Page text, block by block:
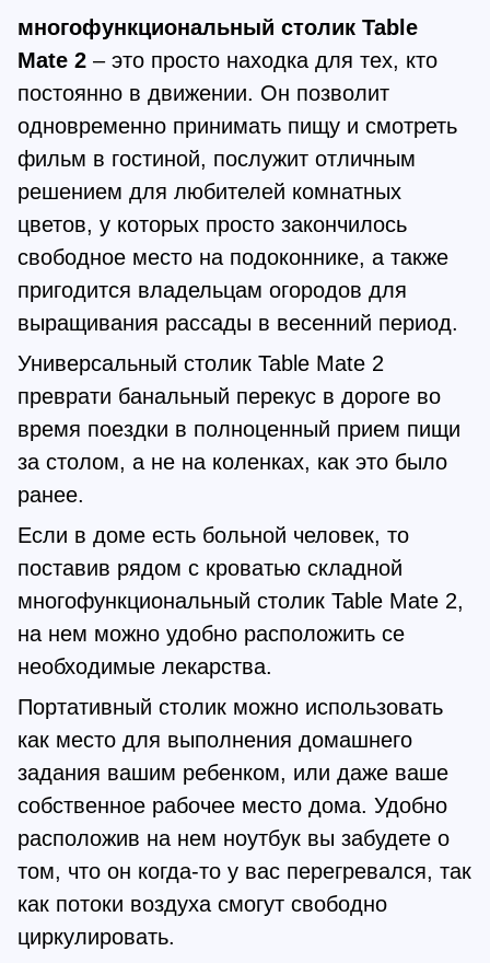
многофункциональный столик Table
Mate 2 – это просто находка для тех, кто
постоянно в движении. Он позволит
одновременно принимать пищу и смотреть
фильм в гостиной, послужит отличным
решением для любителей комнатных
цветов, у которых просто закончилось
свободное место на подоконнике, а также
пригодится владельцам огородов для
выращивания рассады в весенний период.
Универсальный столик Table Mate 2
преврати банальный перекус в дороге во
время поездки в полноценный прием пищи
за столом, а не на коленках, как это было
ранее.
Если в доме есть больной человек, то
поставив рядом с кроватью складной
многофункциональный столик Table Mate 2,
на нем можно удобно расположить се
необходимые лекарства.
Портативный столик можно использовать
как место для выполнения домашнего
задания вашим ребенком, или даже ваше
собственное рабочее место дома. Удобно
расположив на нем ноутбук вы забудете о
том, что он когда-то у вас перегревался, так
как потоки воздуха смогут свободно
циркулировать.